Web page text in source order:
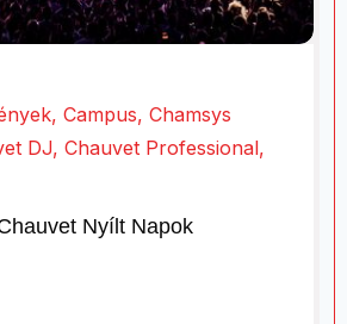
, Campus, Chamsys
DJ, Chauvet Professional,
Nyílt Napok